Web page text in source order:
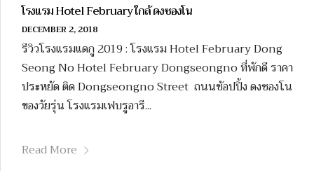
โรงแรม Hotel February ใกล้ ดงซองโน
DECEMBER 2, 2018
รีวิวโรงแรมแดกู 2019 : โรงแรม Hotel February Dong
Seong No Hotel February Dongseongno ที่พักดี ราคา
ประหยัด ติด Dongseongno Street ถนนช้อปปิ้ง ดงซองโน
ของวัยรุ่น โรงแรมเฟบรูอารี...
Read More